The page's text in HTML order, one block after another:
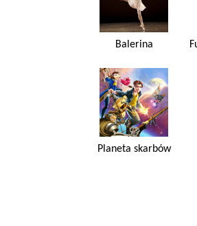
Balerina
Planeta skarbów